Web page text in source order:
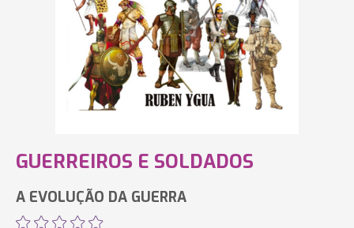
GUERREIROS E SOLDADOS
A EVOLUÇÃO DA GUERRA